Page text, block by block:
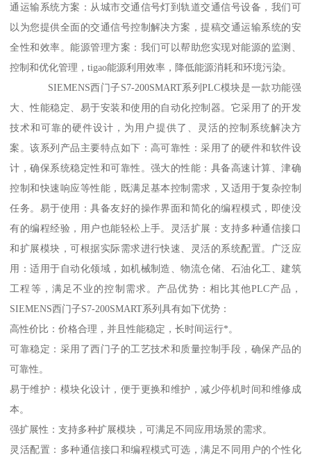
通运输系统方案：从城市交通信号灯到轨道交通信号设备，我们可
以为您提供全面的交通信号控制解决方案，提稿交通运输系统的安
全性和效率。能源管理方案：我们可以帮助您实现对能源的监测、
控制和优化管理，tigao能源利用效率，降低能源消耗和环境污染。
SIEMENS西门子S7-200SMART系列PLC模块是一款功能强
大、性能稳定、易于安装和使用的自动化控制器。它采用了的开发
技术和可靠的硬件设计，为用户提供了、灵活的控制系统解决方
案。该系列产品主要特点如下：高可靠性：采用了的硬件和软件设
计，确保系统稳定性和可靠性。强大的性能：具备高速计算、津确
控制和快速响应等性能，既满足基本控制需求，又适用于复杂控制
任务。易于使用：具备友好的操作界面和简化的编程模式，即使没
有的编程经验，用户也能轻松上手。灵活扩展：支持多种通信接口
和扩展模块，可根据实际需求进行快速、灵活的系统配置。广泛应
用：适用于自动化领域，如机械制造、物流仓储、石油化工、建筑
工程等，满足不业的控制需求。产品优势：相比其他PLC产品，
SIEMENS西门子S7-200SMART系列具有如下优势：
高性价比：价格合理，并且性能稳定，长时间运行*。
可靠稳定：采用了西门子的工艺技术和质量控制手段，确保产品的
可靠性。
易于维护：模块化设计，便于更换和维护，减少停机时间和维修成
本。
强扩展性：支持多种扩展模块，可满足不同应用场景的需求。
灵活配置：多种通信接口和编程模式可选，满足不同用户的个性化